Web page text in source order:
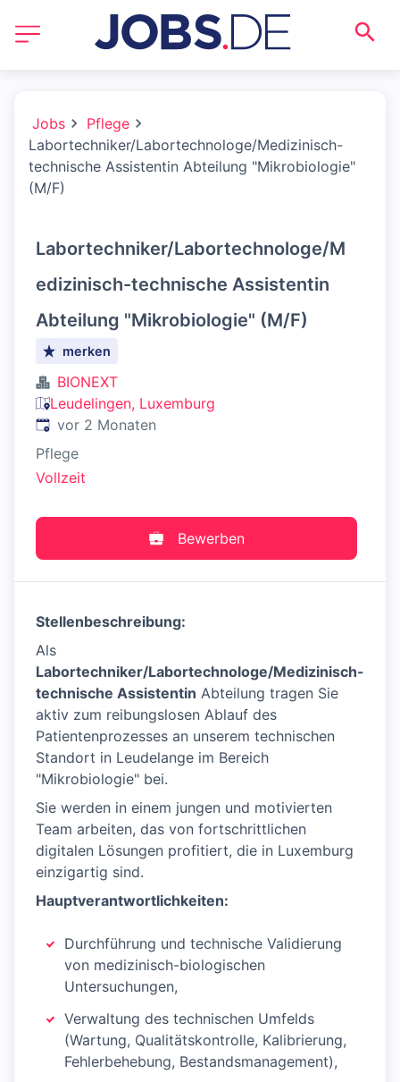
Jobs
Pflege
Labortechniker/Labortechnologe/Medizinisch-
technische Assistentin Abteilung "Mikrobiologie"
(M/F)
Labortechniker/Labortechnologe/M
edizinisch-technische Assistentin
Abteilung "Mikrobiologie" (M/F)
merken
BIONEXT
Leudelingen, Luxemburg
Veröffentlicht:
vor 2 Monaten
Pflege
Vollzeit
Bewerben
Stellenbeschreibung:
Als
Labortechniker/Labortechnologe/Medizinisch-
technische Assistentin Abteilung tragen Sie
aktiv zum reibungslosen Ablauf des
Patientenprozesses an unserem technischen
Standort in Leudelange im Bereich
"Mikrobiologie" bei.
Sie werden in einem jungen und motivierten
Team arbeiten, das von fortschrittlichen
digitalen Lösungen profitiert, die in Luxemburg
einzigartig sind.
Hauptverantwortlichkeiten:
Durchführung und technische Validierung
von medizinisch-biologischen
Untersuchungen,
Verwaltung des technischen Umfelds
(Wartung, Qualitätskontrolle, Kalibrierung,
Fehlerbehebung, Bestandsmanagement),